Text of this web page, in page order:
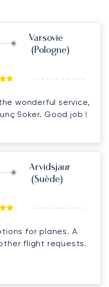
Varsovie
(Pologne)
wonderful service,
Soker. Good job !
Arvidsjaur
(Suède)
for planes. A
flight requests.